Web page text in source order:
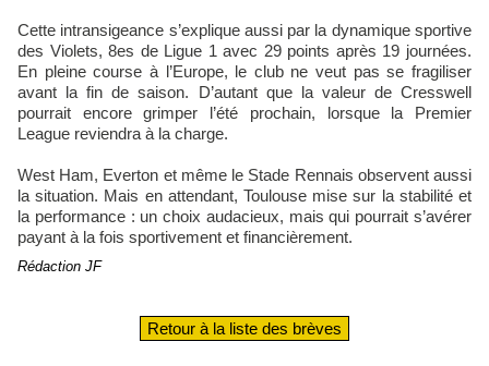
Cette intransigeance s’explique aussi par la dynamique sportive
des Violets, 8es de Ligue 1 avec 29 points après 19 journées.
En pleine course à l’Europe, le club ne veut pas se fragiliser
avant la fin de saison. D’autant que la valeur de Cresswell
pourrait encore grimper l’été prochain, lorsque la Premier
League reviendra à la charge.
West Ham, Everton et même le Stade Rennais observent aussi
la situation. Mais en attendant, Toulouse mise sur la stabilité et
la performance : un choix audacieux, mais qui pourrait s’avérer
payant à la fois sportivement et financièrement.
Rédaction JF
Retour à la liste des brèves